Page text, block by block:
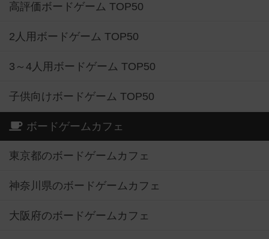
高評価ボードゲーム TOP50
2人用ボードゲーム TOP50
3～4人用ボードゲーム TOP50
子供向けボードゲーム TOP50
ボードゲームカフェ
東京都のボードゲームカフェ
神奈川県のボードゲームカフェ
大阪府のボードゲームカフェ